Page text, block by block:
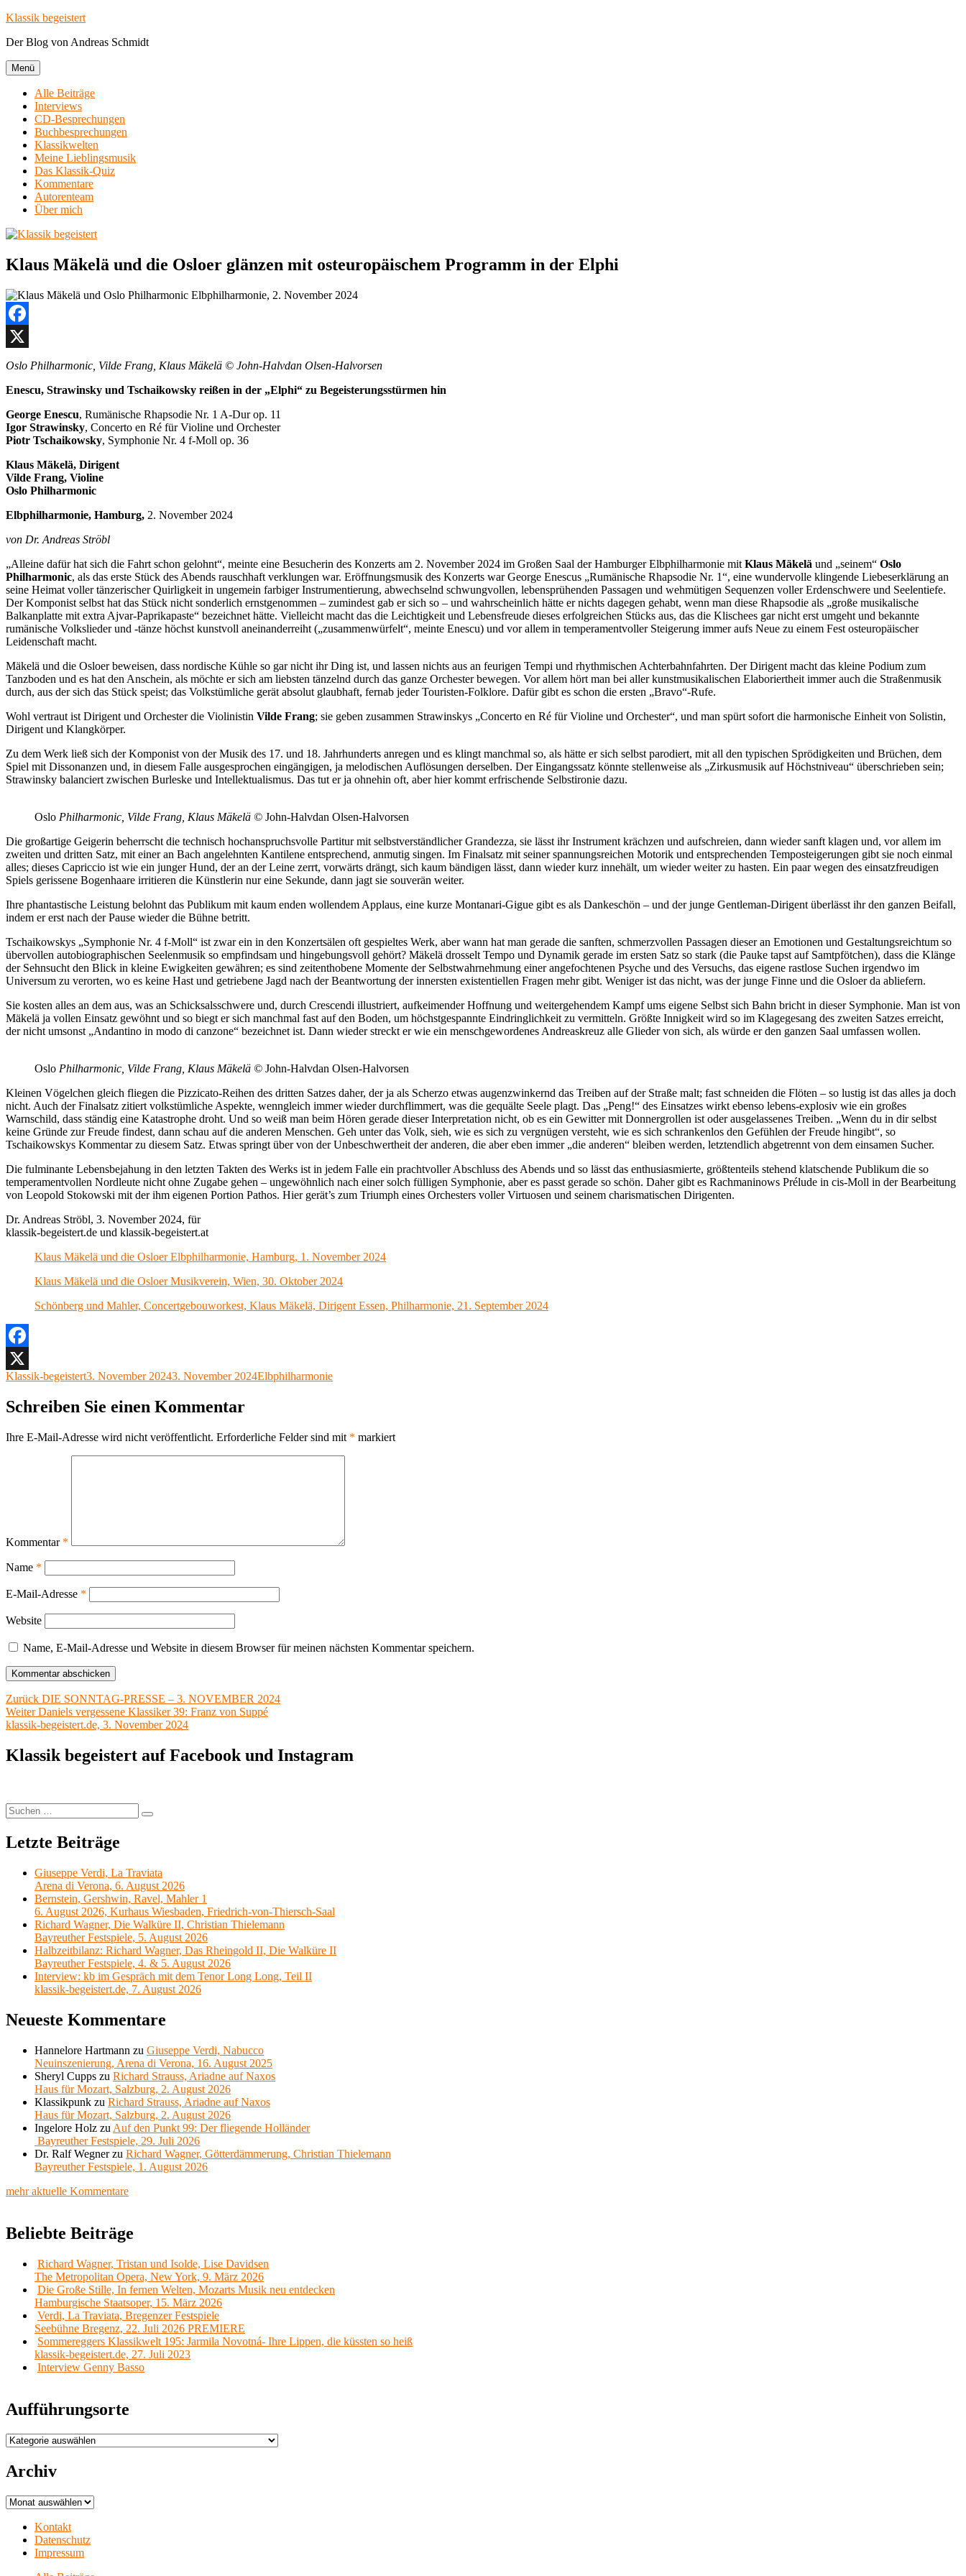
Zum
springen
Klassik begeistert
Der Blog von Andreas Schmidt
Menü
Alle Beiträge
Interviews
CD-Besprechungen
Buchbesprechungen
Klassikwelten
Meine Lieblingsmusik
Das Klassik-Quiz
Kommentare
Autorenteam
Über mich
Klaus Mäkelä und die Osloer glänzen mit osteuropäischem Programm in der Elphi
Facebook
X
Oslo Philharmonic, Vilde Frang, Klaus Mäkelä © John-Halvdan Olsen-Halvorsen
Enescu, Strawinsky und Tschaikowsky reißen in der „Elphi“ zu Begeisterungsstürmen hin
George Enescu, Rumänische Rhapsodie Nr. 1 A-Dur op. 11
Igor Strawinsky, Concerto en Ré für Violine und Orchester
Piotr Tschaikowsky, Symphonie Nr. 4 f-Moll op. 36
Klaus Mäkelä, Dirigent
Vilde Frang, Violine
Oslo Philharmonic
Elbphilharmonie, Hamburg, 2. November 2024
von Dr. Andreas Ströbl
„Alleine dafür hat sich die Fahrt schon gelohnt“, meinte eine Besucherin des Konzerts am 2. November 2024 im Großen Saal der Hamburger Elbphilharmonie mit Klaus Mäkelä und „seinem“ Oslo
Philharmonic, als das erste Stück des Abends rauschhaft verklungen war. Eröffnungsmusik des Konzerts war George Enescus „Rumänische Rhapsodie Nr. 1“, eine wundervolle klingende Liebeserklärung an
seine Heimat voller tänzerischer Quirligkeit in ungemein farbiger Instrumentierung, abwechselnd schwungvollen, lebensprühenden Passagen und wehmütigen Sequenzen voller Erdenschwere und Seelentiefe.
Der Komponist selbst hat das Stück nicht sonderlich ernstgenommen – zumindest gab er sich so – und wahrscheinlich hätte er nichts dagegen gehabt, wenn man diese Rhapsodie als „große musikalische
Balkanplatte mit extra Ajvar-Paprikapaste“ bezeichnet hätte. Vielleicht macht das die Leichtigkeit und Lebensfreude dieses erfolgreichen Stücks aus, das die Klischees gar nicht erst umgeht und bekannte
rumänische Volkslieder und -tänze höchst kunstvoll aneinanderreiht („zusammenwürfelt“, meinte Enescu) und vor allem in temperamentvoller Steigerung immer aufs Neue zu einem Fest osteuropäischer
Leidenschaft macht.
Mäkelä und die Osloer beweisen, dass nordische Kühle so gar nicht ihr Ding ist, und lassen nichts aus an feurigen Tempi und rhythmischen Achterbahnfahrten. Der Dirigent macht das kleine Podium zum
Tanzboden und es hat den Anschein, als möchte er sich am liebsten tänzelnd durch das ganze Orchester bewegen. Vor allem hört man bei aller kunstmusikalischen Elaboriertheit immer auch die Straßenmusik
durch, aus der sich das Stück speist; das Volkstümliche gerät absolut glaubhaft, fernab jeder Touristen-Folklore. Dafür gibt es schon die ersten „Bravo“-Rufe.
Wohl vertraut ist Dirigent und Orchester die Violinistin Vilde Frang; sie geben zusammen Strawinskys „Concerto en Ré für Violine und Orchester“, und man spürt sofort die harmonische Einheit von Solistin,
Dirigent und Klangkörper.
Zu dem Werk ließ sich der Komponist von der Musik des 17. und 18. Jahrhunderts anregen und es klingt manchmal so, als hätte er sich selbst parodiert, mit all den typischen Sprödigkeiten und Brüchen, dem
Spiel mit Dissonanzen und, in diesem Falle ausgesprochen eingängigen, ja melodischen Auflösungen derselben. Der Eingangssatz könnte stellenweise als „Zirkusmusik auf Höchstniveau“ überschrieben sein;
Strawinsky balanciert zwischen Burleske und Intellektualismus. Das tut er ja ohnehin oft, aber hier kommt erfrischende Selbstironie dazu.
Oslo Philharmonic, Vilde Frang, Klaus Mäkelä © John-Halvdan Olsen-Halvorsen
Die großartige Geigerin beherrscht die technisch hochanspruchsvolle Partitur mit selbstverständlicher Grandezza, sie lässt ihr Instrument krächzen und aufschreien, dann wieder sanft klagen und, vor allem im
zweiten und dritten Satz, mit einer an Bach angelehnten Kantilene entsprechend, anmutig singen. Im Finalsatz mit seiner spannungsreichen Motorik und entsprechenden Temposteigerungen gibt sie noch einmal
alles; dieses Capriccio ist wie ein junger Hund, der an der Leine zerrt, vorwärts drängt, sich kaum bändigen lässt, dann wieder kurz innehält, um wieder weiter zu hasten. Ein paar wegen des einsatzfreudigen
Spiels gerissene Bogenhaare irritieren die Künstlerin nur eine Sekunde, dann jagt sie souverän weiter.
Ihre phantastische Leistung belohnt das Publikum mit kaum enden wollendem Applaus, eine kurze Montanari-Gigue gibt es als Dankeschön – und der junge Gentleman-Dirigent überlässt ihr den ganzen Beifall,
indem er erst nach der Pause wieder die Bühne betritt.
Tschaikowskys „Symphonie Nr. 4 f-Moll“ ist zwar ein in den Konzertsälen oft gespieltes Werk, aber wann hat man gerade die sanften, schmerzvollen Passagen dieser an Emotionen und Gestaltungsreichtum so
übervollen autobiographischen Seelenmusik so empfindsam und hingebungsvoll gehört? Mäkelä drosselt Tempo und Dynamik gerade im ersten Satz so stark (die Pauke tapst auf Samtpfötchen), dass die Klänge
der Sehnsucht den Blick in kleine Ewigkeiten gewähren; es sind zeitenthobene Momente der Selbstwahrnehmung einer angefochtenen Psyche und des Versuchs, das eigene rastlose Suchen irgendwo im
Universum zu verorten, wo es keine Hast und getriebene Jagd nach der Beantwortung der innersten existentiellen Fragen mehr gibt. Weniger ist das nicht, was der junge Finne und die Osloer da abliefern.
Sie kosten alles an dem aus, was an Schicksalsschwere und, durch Crescendi illustriert, aufkeimender Hoffnung und weitergehendem Kampf ums eigene Selbst sich Bahn bricht in dieser Symphonie. Man ist von
Mäkelä ja vollen Einsatz gewöhnt und so biegt er sich manchmal fast auf den Boden, um höchstgespannte Eindringlichkeit zu vermitteln. Größte Innigkeit wird so im Klagegesang des zweiten Satzes erreicht,
der nicht umsonst „Andantino in modo di canzone“ bezeichnet ist. Dann wieder streckt er wie ein menschgewordenes Andreaskreuz alle Glieder von sich, als würde er den ganzen Saal umfassen wollen.
Oslo Philharmonic, Vilde Frang, Klaus Mäkelä © John-Halvdan Olsen-Halvorsen
Kleinen Vögelchen gleich fliegen die Pizzicato-Reihen des dritten Satzes daher, der ja als Scherzo etwas augenzwinkernd das Treiben auf der Straße malt; fast schneiden die Flöten – so lustig ist das alles ja doch
nicht. Auch der Finalsatz zitiert volkstümliche Aspekte, wenngleich immer wieder durchflimmert, was die gequälte Seele plagt. Das „Peng!“ des Einsatzes wirkt ebenso lebens-explosiv wie ein großes
Warnschild, dass ständig eine Katastrophe droht. Und so weiß man beim Hören gerade dieser Interpretation nicht, ob es ein Gewitter mit Donnergrollen ist oder ausgelassenes Treiben. „Wenn du in dir selbst
keine Gründe zur Freude findest, dann schau auf die anderen Menschen. Geh unter das Volk, sieh, wie es sich zu vergnügen versteht, wie es sich schrankenlos den Gefühlen der Freude hingibt“, so
Tschaikowskys Kommentar zu diesem Satz. Etwas springt über von der Unbeschwertheit der anderen, die aber eben immer „die anderen“ bleiben werden, letztendlich abgetrennt von dem einsamen Sucher.
Die fulminante Lebensbejahung in den letzten Takten des Werks ist in jedem Falle ein prachtvoller Abschluss des Abends und so lässt das enthusiasmierte, größtenteils stehend klatschende Publikum die so
temperamentvollen Nordleute nicht ohne Zugabe gehen – ungewöhnlich nach einer solch fülligen Symphonie, aber es passt gerade so schön. Daher gibt es Rachmaninows Prélude in cis-Moll in der Bearbeitung
von Leopold Stokowski mit der ihm eigenen Portion Pathos. Hier gerät’s zum Triumph eines Orchesters voller Virtuosen und seinem charismatischen Dirigenten.
Dr. Andreas Ströbl, 3. November 2024, für
klassik-begeistert.de und klassik-begeistert.at
Klaus Mäkelä und die Osloer Elbphilharmonie, Hamburg, 1. November 2024
Klaus Mäkelä und die Osloer Musikverein, Wien, 30. Oktober 2024
Schönberg und Mahler, Concertgebouworkest, Klaus Mäkelä, Dirigent Essen, Philharmonie, 21. September 2024
Facebook
X
Autor
Klassik-begeistertVeröffentlicht
3. November 20243. November 2024Kategorien
Elbphilharmonie
Schreiben Sie einen Kommentar
Ihre E-Mail-Adresse wird nicht veröffentlicht. Erforderliche Felder sind mit * markiert
Kommentar *
Name *
E-Mail-Adresse *
Website
Name, E-Mail-Adresse und Website in diesem Browser für meinen nächsten Kommentar speichern.
Beitragsnavigation
Zurück Vorheriger
Beitrag:
DIE SONNTAG-PRESSE – 3. NOVEMBER 2024
Weiter Nächster
Beitrag:
Daniels vergessene Klassiker 39: Franz von Suppé
klassik-begeistert.de, 3. November 2024
Klassik begeistert auf Facebook und Instagram
Suchen
nach:
Suchen
Letzte Beiträge
Giuseppe Verdi, La Traviata
Arena di Verona, 6. August 2026
Bernstein, Gershwin, Ravel, Mahler 1
6. August 2026, Kurhaus Wiesbaden, Friedrich-von-Thiersch-Saal
Richard Wagner, Die Walküre II, Christian Thielemann
Bayreuther Festspiele, 5. August 2026
Halbzeitbilanz: Richard Wagner, Das Rheingold II, Die Walküre II
Bayreuther Festspiele, 4. & 5. August 2026
Interview: kb im Gespräch mit dem Tenor Long Long, Teil II
klassik-begeistert.de, 7. August 2026
Neueste Kommentare
Hannelore Hartmann zu Giuseppe Verdi, Nabucco
Neuinszenierung, Arena di Verona, 16. August 2025
Sheryl Cupps zu Richard Strauss, Ariadne auf Naxos
Haus für Mozart, Salzburg, 2. August 2026
Klassikpunk zu Richard Strauss, Ariadne auf Naxos
Haus für Mozart, Salzburg, 2. August 2026
Ingelore Holz zu Auf den Punkt 99: Der fliegende Holländer
Bayreuther Festspiele, 29. Juli 2026
Dr. Ralf Wegnerzu Richard Wagner, Götterdämmerung, Christian Thielemann
Bayreuther Festspiele, 1. August 2026
mehr aktuelle Kommentare
Beliebte Beiträge
Richard Wagner, Tristan und Isolde, Lise Davidsen
The Metropolitan Opera, New York, 9. März 2026
Die Große Stille, In fernen Welten, Mozarts Musik neu entdecken
Hamburgische Staatsoper, 15. März 2026
Verdi, La Traviata, Bregenzer Festspiele
Seebühne Bregenz, 22. Juli 2026 PREMIERE
Sommereggers Klassikwelt 195: Jarmila Novotná- Ihre Lippen, die küssten so heiß
klassik-begeistert.de, 27. Juli 2023
Interview Genny Basso
Aufführungsorte
Aufführungsorte
Archiv
Archiv
Kontakt
Datenschutz
Impressum